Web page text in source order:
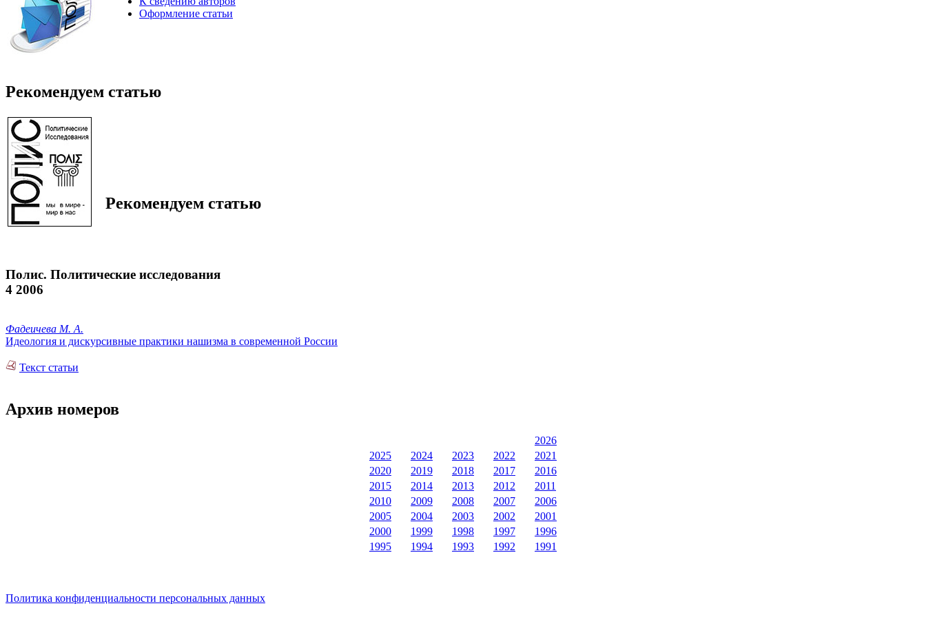
Оформление статьи
Рекомендуем статью
Рекомендуем статью
Полис. Политические исследования
4 2006
Фадеичева М. А.
Идеология и дискурсивные практики нашизма в современной России
Текст статьи
Архив номеров
2026
2025
2024 2023 2022
2021
2020
2019 2018 2017
2016
2015
2014 2013 2012
2011
2010
2009 2008 2007
2006
2005
2004 2003 2002
2001
2000
1999 1998 1997
1996
1995
1994 1993 1992 1991
Политика конфиденциальности персональных данных